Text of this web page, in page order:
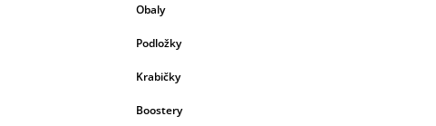
Obaly
Podložky
Krabičky
Boostery